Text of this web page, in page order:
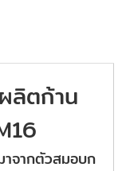
ลิตก้าน
จากตัวสมอบก